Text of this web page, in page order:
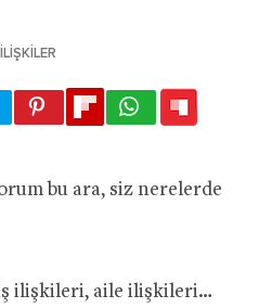
İLIŞKILER
bu ara, siz nerelerde
ilişkileri, aile ilişkileri…